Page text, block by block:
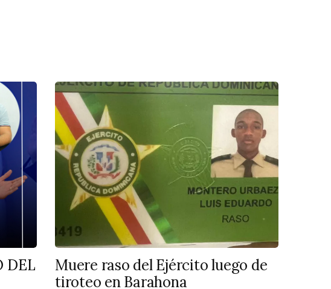
DEL
Muere raso del Ejército luego de
tiroteo en Barahona